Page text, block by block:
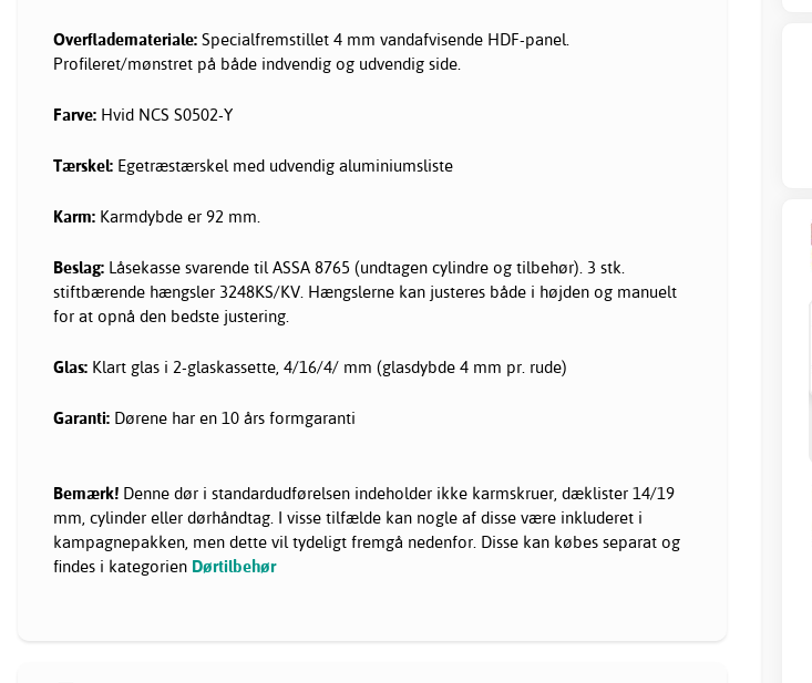
Overflademateriale: Specialfremstillet 4 mm vandafvisende HDF-panel.
Profileret/mønstret på både indvendig og udvendig side.
Farve: Hvid NCS S0502-Y
Tærskel: Egetræstærskel med udvendig aluminiumsliste
Karm: Karmdybde er 92 mm.
Beslag: Låsekasse svarende til ASSA 8765 (undtagen cylindre og tilbehør). 3 stk.
stiftbærende hængsler 3248KS/KV. Hængslerne kan justeres både i højden og manuelt
for at opnå den bedste justering.
Glas: Klart glas i 2-glaskassette, 4/16/4/ mm (glasdybde 4 mm pr. rude)
Garanti: Dørene har en 10 års formgaranti
Bemærk! Denne dør i standardudførelsen indeholder ikke karmskruer, dæklister 14/19
mm, cylinder eller dørhåndtag. I visse tilfælde kan nogle af disse være inkluderet i
kampagnepakken, men dette vil tydeligt fremgå nedenfor. Disse kan købes separat og
findes i kategorien Dørtilbehør